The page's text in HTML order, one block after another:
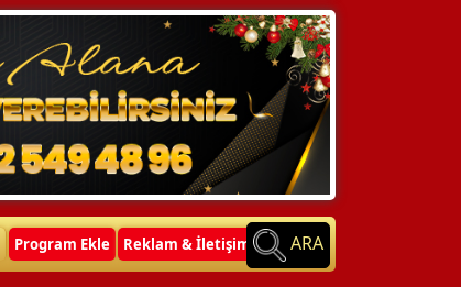
Program Ekle Reklam & İletişim ARA